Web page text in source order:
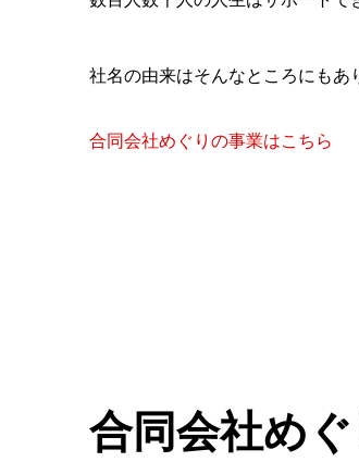
社名の由来はそんなところにもあ
合同会社めぐりの事業はこちら
合同会社めぐ